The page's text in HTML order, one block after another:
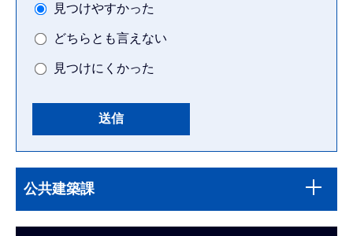
見つけやすかった
どちらとも言えない
見つけにくかった
文
こ
公共建築課